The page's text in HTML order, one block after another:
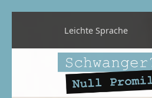
Leichte Sprache